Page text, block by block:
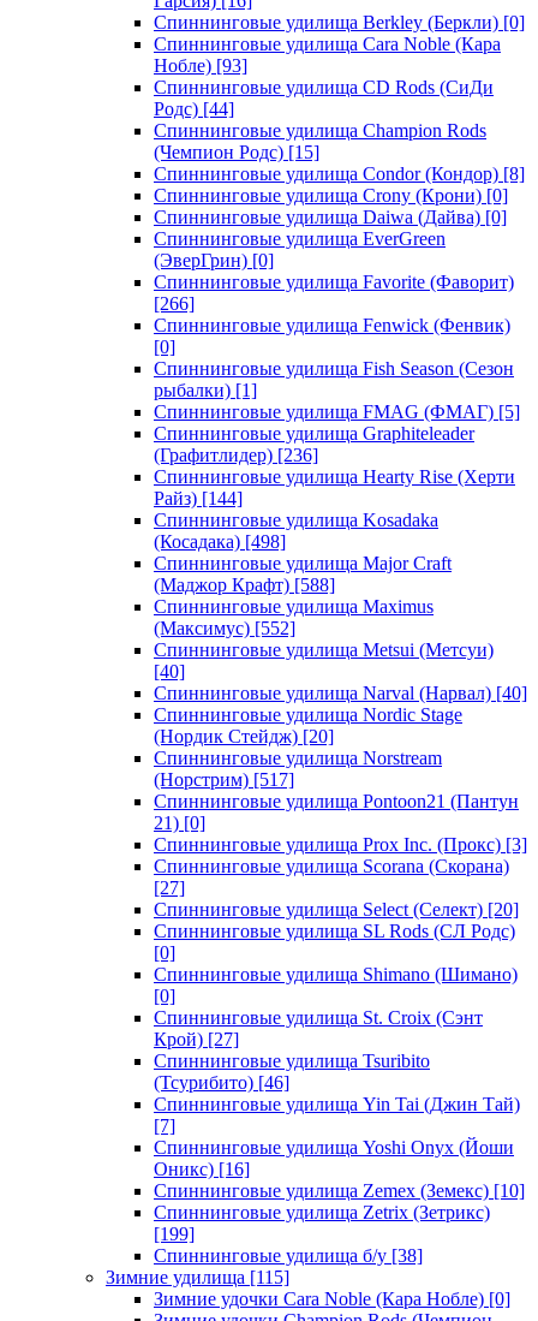
Спиннинговые удилища Berkley (Беркли) [0]
Спиннинговые удилища Cara Noble (Кара
Нобле) [93]
Спиннинговые удилища CD Rods (СиДи
Родс) [44]
Спиннинговые удилища Champion Rods
(Чемпион Родс) [15]
Спиннинговые удилища Condor (Кондор) [8]
Спиннинговые удилища Crony (Крони) [0]
Спиннинговые удилища Daiwa (Дайва) [0]
Спиннинговые удилища EverGreen
(ЭверГрин) [0]
Спиннинговые удилища Favorite (Фаворит)
[266]
Спиннинговые удилища Fenwick (Фенвик)
[0]
Спиннинговые удилища Fish Season (Сезон
рыбалки) [1]
Спиннинговые удилища FMAG (ФМАГ) [5]
Спиннинговые удилища Graphiteleader
(Графитлидер) [236]
Спиннинговые удилища Hearty Rise (Херти
Райз) [144]
Спиннинговые удилища Kosadaka
(Косадака) [498]
Спиннинговые удилища Major Craft
(Маджор Крафт) [588]
Спиннинговые удилища Maximus
(Максимус) [552]
Спиннинговые удилища Metsui (Метсуи)
[40]
Спиннинговые удилища Narval (Нарвал) [40]
Спиннинговые удилища Nordic Stage
(Нордик Стейдж) [20]
Спиннинговые удилища Norstream
(Норстрим) [517]
Спиннинговые удилища Pontoon21 (Пантун
21) [0]
Спиннинговые удилища Prox Inc. (Прокс) [3]
Спиннинговые удилища Scorana (Скорана)
[27]
Спиннинговые удилища Select (Селект) [20]
Спиннинговые удилища SL Rods (СЛ Родс)
[0]
Спиннинговые удилища Shimano (Шимано)
[0]
Спиннинговые удилища St. Croix (Сэнт
Крой) [27]
Спиннинговые удилища Tsuribito
(Тсурибито) [46]
Спиннинговые удилища Yin Tai (Джин Тай)
[7]
Спиннинговые удилища Yoshi Onyx (Йоши
Оникс) [16]
Спиннинговые удилища Zemex (Земекс) [10]
Спиннинговые удилища Zetrix (Зетрикс)
[199]
Спиннинговые удилища б/у [38]
Зимние удилища [115]
Зимние удочки Cara Noble (Кара Нобле) [0]